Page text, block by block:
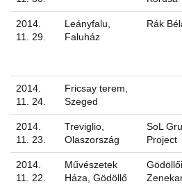
2014.
11. 29.
Leányfalu,
Faluház
Rák
2014.
11. 24.
Fricsay terem,
Szeged
2014.
11. 23.
Treviglio,
Olaszország
SoL
Project
2014.
11. 22.
Művészetek
Háza, Gödöllő